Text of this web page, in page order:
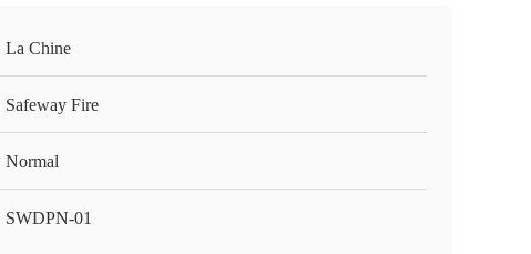
La Chine
Safeway Fire
Normal
SWDPN-01